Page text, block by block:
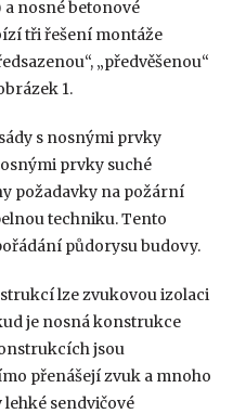
a nosné betonové
tři řešení montáže
„předvěšenou“
1.
s nosnými prvky
prvky suché
požadavky na požární
techniku. Tento
půdorysu budovy.
lze zvukovou izolaci
je nosná konstrukce
jsou
přenášejí zvuk a mnoho
lehké sendvičové